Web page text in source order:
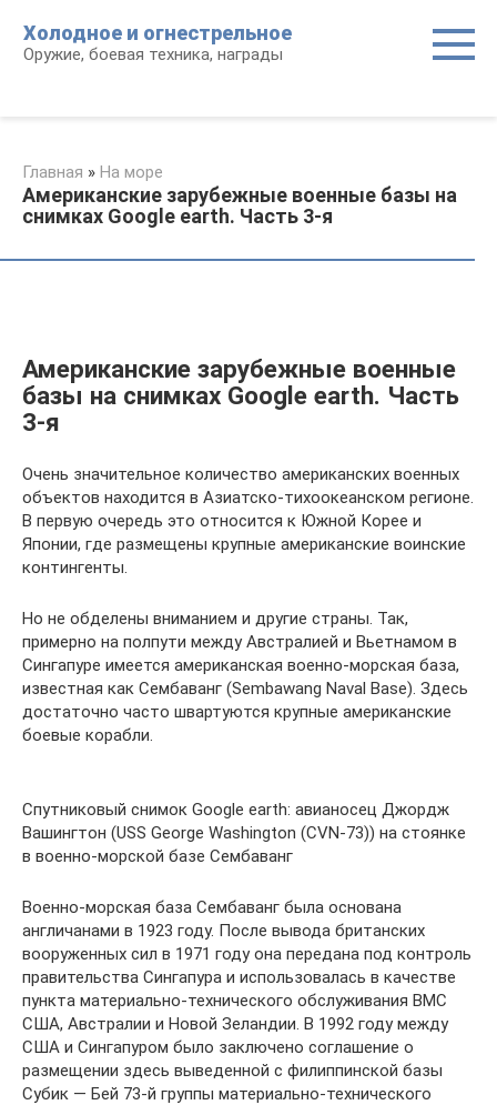
контенту
Холодное и огнестрельное
Оружие, боевая техника, награды
Главная » На море
Американские зарубежные военные базы на
снимках Google earth. Часть 3-я
Американские зарубежные военные
базы на снимках Google earth. Часть
3-я
Очень значительное количество американских военных
объектов находится в Азиатско-тихоокеанском регионе.
В первую очередь это относится к Южной Корее и
Японии, где размещены крупные американские воинские
контингенты.
Но не обделены вниманием и другие страны. Так,
примерно на полпути между Австралией и Вьетнамом в
Сингапуре имеется американская военно-морская база,
известная как Сембаванг (Sembawang Naval Base). Здесь
достаточно часто швартуются крупные американские
боевые корабли.
Спутниковый снимок Google earth: авианосец Джордж
Вашингтон (USS George Washington (CVN-73)) на стоянке
в военно-морской базе Сембаванг
Военно-морская база Сембаванг была основана
англичанами в 1923 году. После вывода британских
вооруженных сил в 1971 году она передана под контроль
правительства Сингапура и использовалась в качестве
пункта материально-технического обслуживания ВМС
США, Австралии и Новой Зеландии. В 1992 году между
США и Сингапуром было заключено соглашение о
размещении здесь выведенной с филиппинской базы
Субик — Бей 73-й группы материально-технического